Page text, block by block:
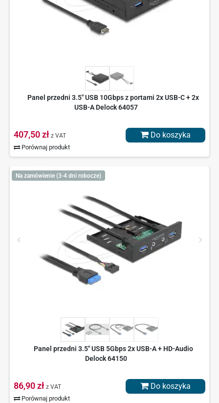
Panel przedni 3.5" USB 10Gbps z portami 2x USB-C + 2x
USB-A Delock 64057
407,50 zł z VAT
Porównaj produkt
Do koszyka
Na zamówienie (3-4 dni robocze)
Panel przedni 3.5" USB 5Gbps 2x USB-A + HD-Audio
Delock 64150
86,90 zł z VAT
Porównaj produkt
Do koszyka